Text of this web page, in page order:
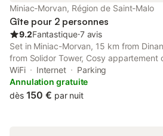
Miniac-Morvan, Région de Saint-Malo
Gîte pour 2 personnes
9.2Fantastique⋅7 avis
Set in Miniac-Morvan, 15 km from
from Solidor Tower, Cosy appartement
Both free WiFi and parking on-site are
apartment free of charge.
WiFi Internet
Parking
Annulation gratuite
dès 150 € par nuit